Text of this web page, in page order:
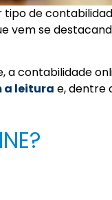
tipo de
vem se
a contabilidade
a leitura e, dentre